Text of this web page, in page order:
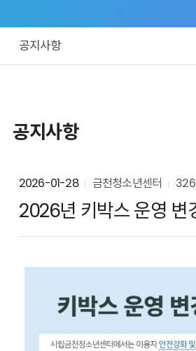
공지사항
공지사항
2026-01-28 금천청소년센터
2026년 키박스 운영 변